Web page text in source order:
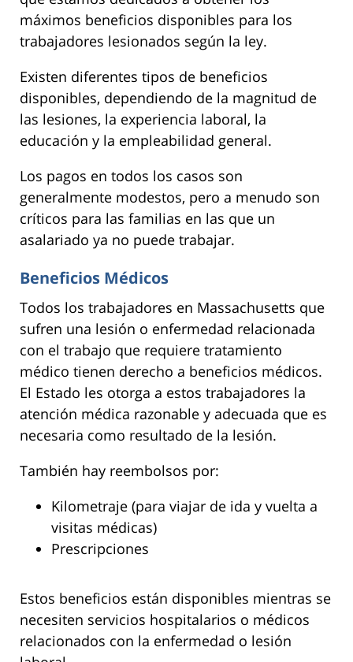
máximos beneficios disponibles para los
trabajadores lesionados según la ley.
Existen diferentes tipos de beneficios
disponibles, dependiendo de la magnitud de
las lesiones, la experiencia laboral, la
educación y la empleabilidad general.
Los pagos en todos los casos son
generalmente modestos, pero a menudo son
críticos para las familias en las que un
asalariado ya no puede trabajar.
Beneficios Médicos
Todos los trabajadores en Massachusetts que
sufren una lesión o enfermedad relacionada
con el trabajo que requiere tratamiento
médico tienen derecho a beneficios médicos.
El Estado les otorga a estos trabajadores la
atención médica razonable y adecuada que es
necesaria como resultado de la lesión.
También hay reembolsos por:
Kilometraje (para viajar de ida y vuelta a
visitas médicas)
Prescripciones
Estos beneficios están disponibles mientras se
necesiten servicios hospitalarios o médicos
relacionados con la enfermedad o lesión